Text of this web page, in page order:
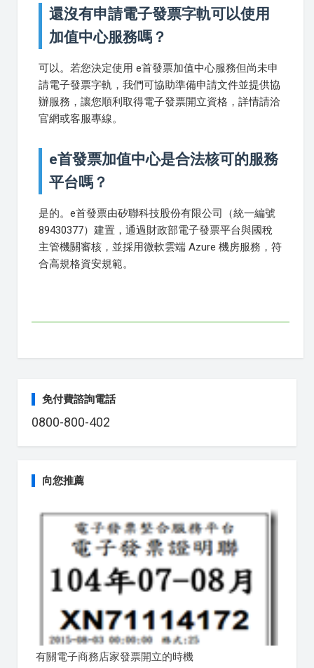
還沒有申請電子發票字軌可以使用
加值中心服務嗎？
可以。若您決定使用 e首發票加值中心服務但尚未申
請電子發票字軌，我們可協助準備申請文件並提供協
辦服務，讓您順利取得電子發票開立資格，詳情請洽
官網或客服專線。
e首發票加值中心是合法核可的服務
平台嗎？
是的。e首發票由矽聯科技股份有限公司（統一編號
89430377）建置，通過財政部電子發票平台與國稅
主管機關審核，並採用微軟雲端 Azure 機房服務，符
合高規格資安規範。
免付費諮詢電話
0800-800-402
向您推薦
有關電子商務店家發票開立的時機